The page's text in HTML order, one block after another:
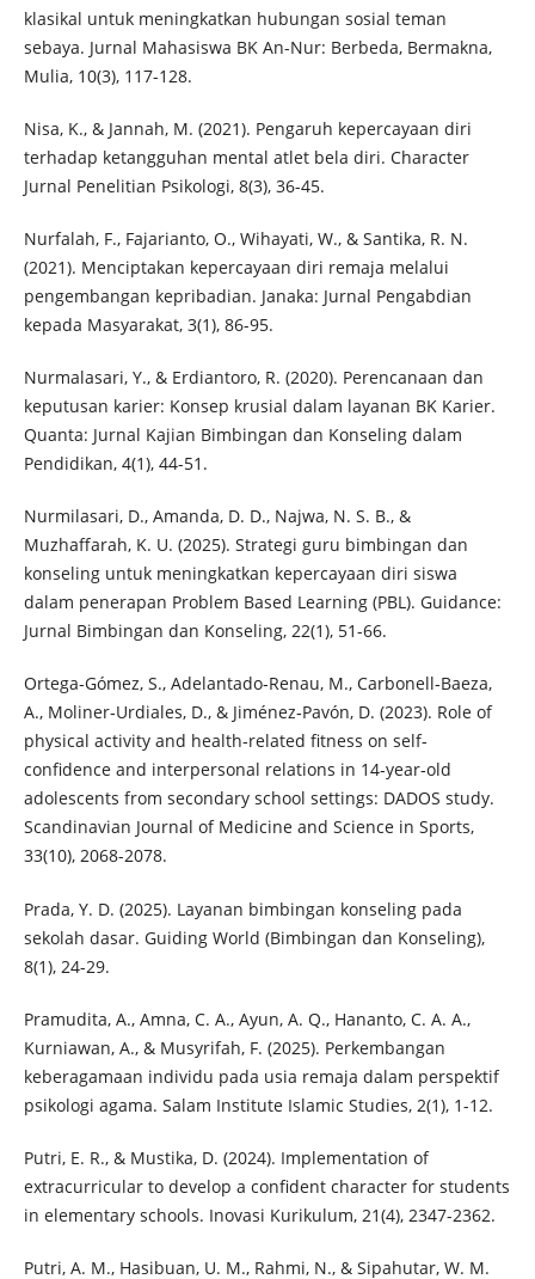
klasikal untuk meningkatkan hubungan sosial teman
sebaya. Jurnal Mahasiswa BK An-Nur: Berbeda, Bermakna,
Mulia, 10(3), 117-128.
Nisa, K., & Jannah, M. (2021). Pengaruh kepercayaan diri
terhadap ketangguhan mental atlet bela diri. Character
Jurnal Penelitian Psikologi, 8(3), 36-45.
Nurfalah, F., Fajarianto, O., Wihayati, W., & Santika, R. N.
(2021). Menciptakan kepercayaan diri remaja melalui
pengembangan kepribadian. Janaka: Jurnal Pengabdian
kepada Masyarakat, 3(1), 86-95.
Nurmalasari, Y., & Erdiantoro, R. (2020). Perencanaan dan
keputusan karier: Konsep krusial dalam layanan BK Karier.
Quanta: Jurnal Kajian Bimbingan dan Konseling dalam
Pendidikan, 4(1), 44-51.
Nurmilasari, D., Amanda, D. D., Najwa, N. S. B., &
Muzhaffarah, K. U. (2025). Strategi guru bimbingan dan
konseling untuk meningkatkan kepercayaan diri siswa
dalam penerapan Problem Based Learning (PBL). Guidance:
Jurnal Bimbingan dan Konseling, 22(1), 51-66.
Ortega‐Gómez, S., Adelantado‐Renau, M., Carbonell‐Baeza,
A., Moliner‐Urdiales, D., & Jiménez‐Pavón, D. (2023). Role of
physical activity and health‐related fitness on self‐
confidence and interpersonal relations in 14‐year‐old
adolescents from secondary school settings: DADOS study.
Scandinavian Journal of Medicine and Science in Sports,
33(10), 2068-2078.
Prada, Y. D. (2025). Layanan bimbingan konseling pada
sekolah dasar. Guiding World (Bimbingan dan Konseling),
8(1), 24-29.
Pramudita, A., Amna, C. A., Ayun, A. Q., Hananto, C. A. A.,
Kurniawan, A., & Musyrifah, F. (2025). Perkembangan
keberagamaan individu pada usia remaja dalam perspektif
psikologi agama. Salam Institute Islamic Studies, 2(1), 1-12.
Putri, E. R., & Mustika, D. (2024). Implementation of
extracurricular to develop a confident character for students
in elementary schools. Inovasi Kurikulum, 21(4), 2347-2362.
Putri, A. M., Hasibuan, U. M., Rahmi, N., & Sipahutar, W. M.